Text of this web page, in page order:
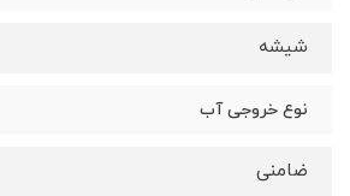
شیشه
نوع خروجی آب
ضامنی